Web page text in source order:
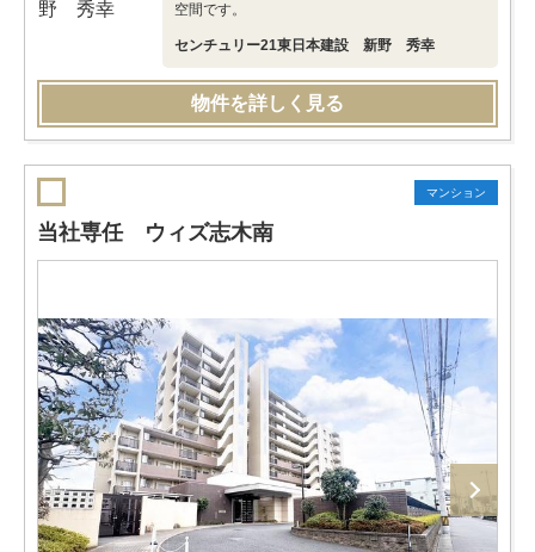
空間です。
センチュリー21東日本建設 新野 秀幸
物件を詳しく見る
マンション
当社専任 ウィズ志木南